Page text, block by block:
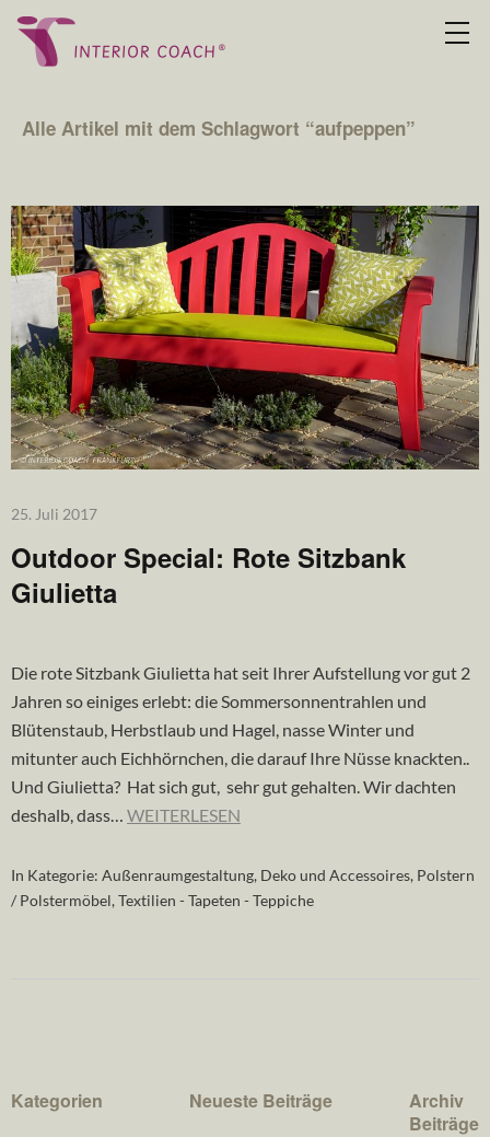
Alle Artikel mit dem Schlagwort “aufpeppen”
25. Juli 2017
Outdoor Special: Rote Sitzbank
Giulietta
Die rote Sitzbank Giulietta hat seit Ihrer Aufstellung vor gut 2
Jahren so einiges erlebt: die Sommersonnentrahlen und
Blütenstaub, Herbstlaub und Hagel, nasse Winter und
mitunter auch Eichhörnchen, die darauf Ihre Nüsse knackten..
Und Giulietta? Hat sich gut, sehr gut gehalten. Wir dachten
deshalb, dass… WEITERLESEN
In Kategorie: Außenraumgestaltung, Deko und Accessoires, Polstern
/ Polstermöbel,Textilien - Tapeten - Teppiche
Kategorien Neueste Beiträge
Archiv
Beiträge